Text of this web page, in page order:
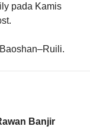
pada Kamis
Banjir